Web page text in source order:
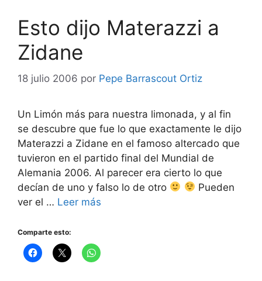
Esto dijo Materazzi a
Zidane
18 julio 2006 por Pepe Barrascout Ortiz
Un Limón más para nuestra limonada, y al fin
se descubre que fue lo que exactamente le dijo
Materazzi a Zidane en el famoso altercado que
tuvieron en el partido final del Mundial de
Alemania 2006. Al parecer era cierto lo que
decían de uno y falso lo de otro
Pueden
ver el … Leer más
Comparte esto: